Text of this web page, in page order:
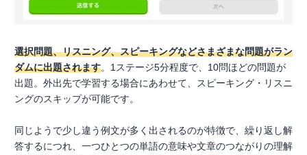
選択問題、リスニング、スピーキングなどさまざまな問題がラン
ダムに出題されます。1ステージ5分程度で、10問ほどの問題が
出題。外出先で学習する場合にあわせて、スピーキング・リスニ
ングのスキップが可能です。
同じようで少し違う例文が多く出されるのが特徴で、繰り返し解
答するにつれ、一つひとつの単語の意味や文章のつながりの理解